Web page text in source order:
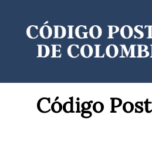
contenido
Código